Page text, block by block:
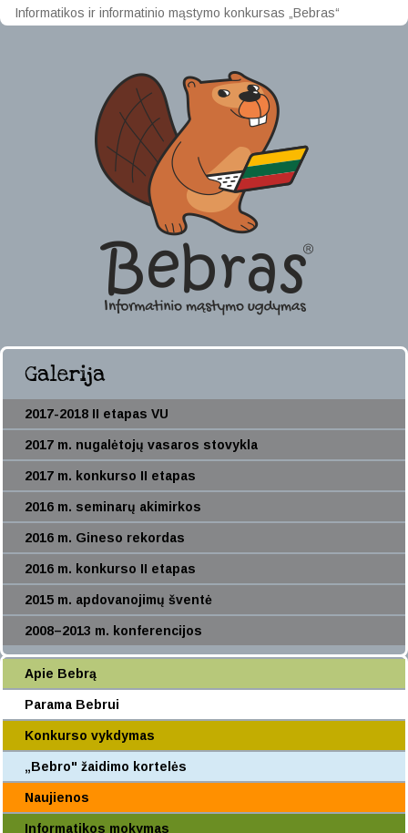
Informatikos ir informatinio mąstymo konkursas „Bebras“
Galerija
2017-2018 II etapas VU
2017 m. nugalėtojų vasaros stovykla
2017 m. konkurso II etapas
2016 m. seminarų akimirkos
2016 m. Gineso rekordas
2016 m. konkurso II etapas
2015 m. apdovanojimų šventė
2008–2013 m. konferencijos
Apie Bebrą
Parama Bebrui
Konkurso vykdymas
„Bebro" žaidimo kortelės
Naujienos
Informatikos mokymas